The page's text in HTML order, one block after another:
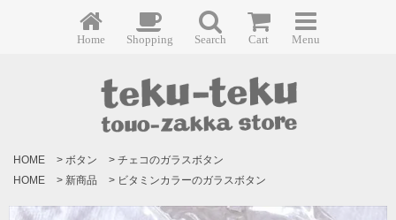
Home Shopping Search Cart Menu
HOME > ボタン > チェコのガラスボタン
HOME
> 新商品 > ビタミンカラーのガラスボタン